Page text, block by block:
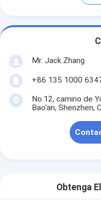
Mr. Jack Zhang
+86 135 1000
No.12, camino de
Bao'an, Shenzhen,
Obtenga